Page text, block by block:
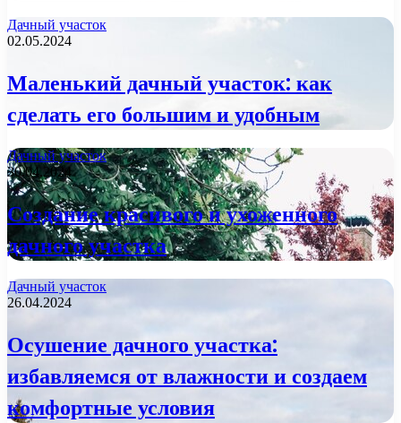
Дачный участок
02.05.2024
Маленький дачный участок: как
сделать его большим и удобным
Дачный участок
30.04.2024
Создание красивого и ухоженного
дачного участка
Дачный участок
26.04.2024
Осушение дачного участка:
избавляемся от влажности и создаем
комфортные условия